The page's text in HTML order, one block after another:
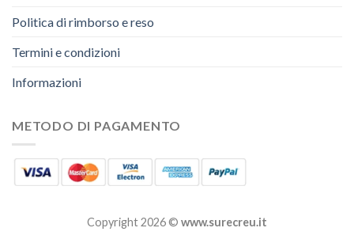
Politica di rimborso e reso
Termini e condizioni
Informazioni
METODO DI PAGAMENTO
Copyright 2026 © www.surecreu.it